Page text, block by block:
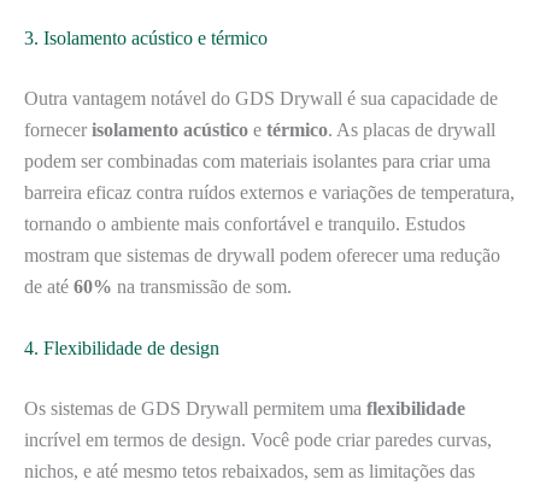
3. Isolamento acústico e térmico
Outra vantagem notável do GDS Drywall é sua capacidade de
fornecer isolamento acústico e térmico. As placas de drywall
podem ser combinadas com materiais isolantes para criar uma
barreira eficaz contra ruídos externos e variações de temperatura,
tornando o ambiente mais confortável e tranquilo. Estudos
mostram que sistemas de drywall podem oferecer uma redução
de até 60% na transmissão de som.
4. Flexibilidade de design
Os sistemas de GDS Drywall permitem uma flexibilidade
incrível em termos de design. Você pode criar paredes curvas,
nichos, e até mesmo tetos rebaixados, sem as limitações das